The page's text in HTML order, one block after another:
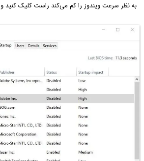
به نظر سرعت ویندوز را کم می‌کند راست کلیک کنید و Disable‌ را انتخاب کنید.